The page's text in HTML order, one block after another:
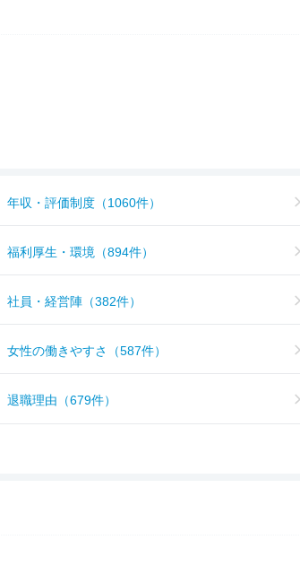
年収・評価制度（1060件）
福利厚生・環境（894件）
社員・経営陣（382件）
女性の働きやすさ（587件）
退職理由（679件）